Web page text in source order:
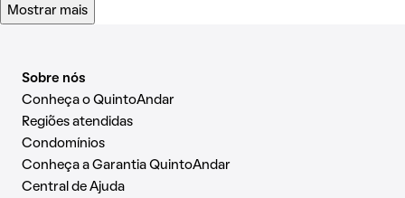
Mostrar mais
Sobre nós
Conheça o QuintoAndar
Regiões atendidas
Condomínios
Conheça a Garantia QuintoAndar
Central de Ajuda